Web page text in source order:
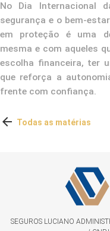
No Dia Internacional
segurança e o bem-
em proteção é uma
mesma e com aqueles
escolha financeira, ter
que reforça a
frente com confiança.
 Todas as matérias
SEGUROS LUCIANO